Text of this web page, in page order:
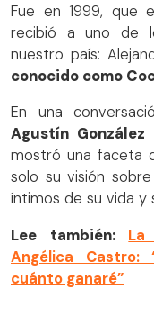
Fue en 1999, que
recibió a uno de
nuestro país:
conocido como
En una
Agustín
mostró una faceta
solo su visión
íntimos de su vida y
Lee también: La
Angélica Castro:
cuánto ganaré”